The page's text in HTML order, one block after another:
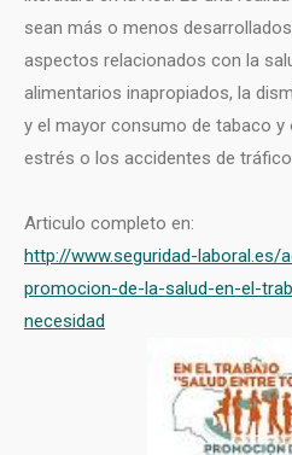
sean más o menos
aspectos relacionados con la
alimentarios inapropiados, la
y el mayor consumo de tabaco y
estrés o los accidentes de
Articulo completo en:
http://www.seguridad-laboral.es/
promocion-de-la-salud-en-el-
necesidad